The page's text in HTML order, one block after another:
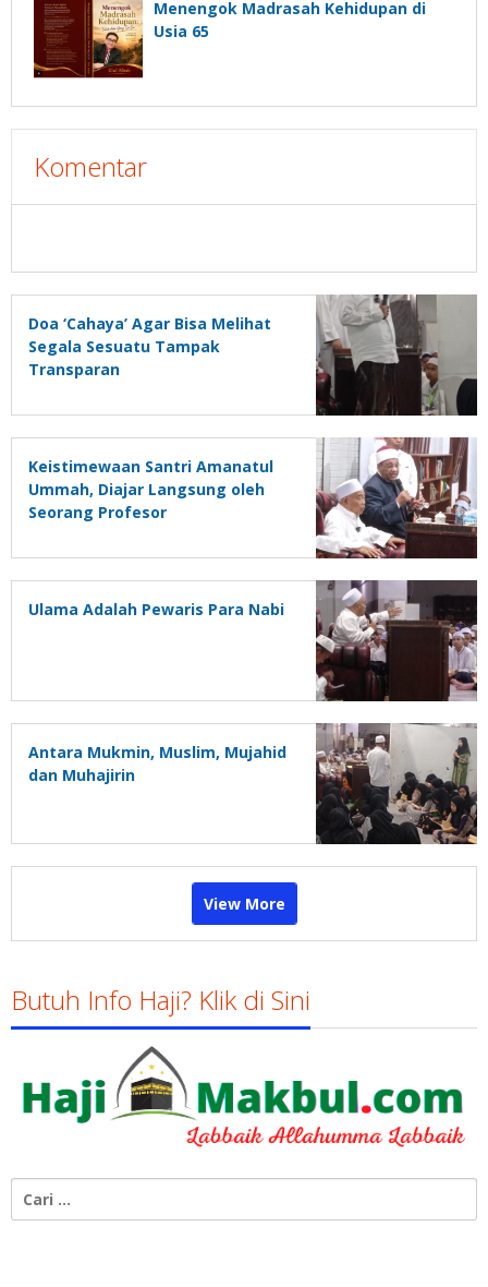
Menengok Madrasah Kehidupan di
Usia 65
Komentar
Doa ‘Cahaya’ Agar Bisa Melihat
Segala Sesuatu Tampak
Transparan
Keistimewaan Santri Amanatul
Ummah, Diajar Langsung oleh
Seorang Profesor
Ulama Adalah Pewaris Para Nabi
Antara Mukmin, Muslim, Mujahid
dan Muhajirin
View More
Butuh Info Haji? Klik di Sini
untuk: